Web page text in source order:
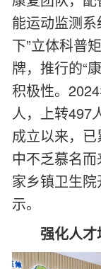
能运动监测
下”立体科普
牌，推行的“
积极性。
人，上转497
成立以来，
中不乏慕名
家乡镇卫生
示。
强化人